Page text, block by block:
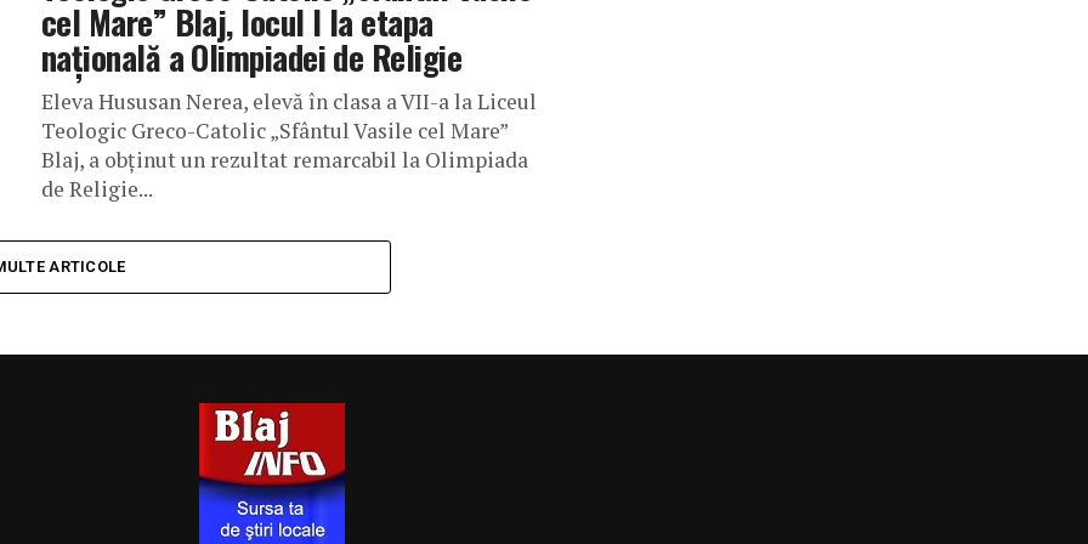
cel Mare” Blaj, locul I la etapa
națională a Olimpiadei de Religie
Eleva Hususan Nerea, elevă în clasa a VII-a la Liceul
Teologic Greco-Catolic „Sfântul Vasile cel Mare”
Blaj, a obținut un rezultat remarcabil la Olimpiada
de Religie...
ARTICOLE